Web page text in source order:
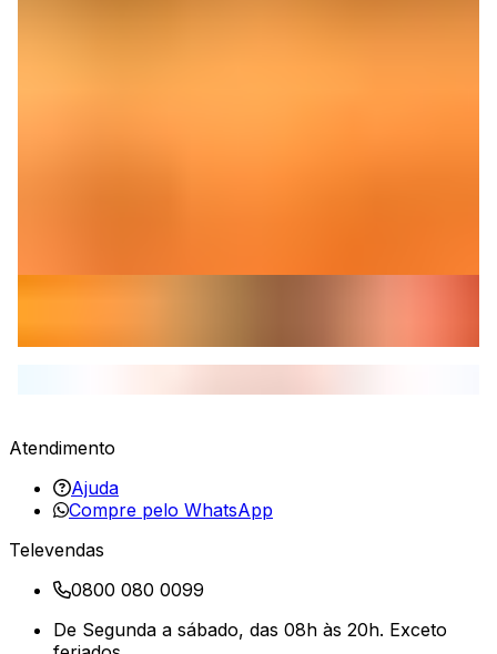
Atendimento
Ajuda
Compre pelo WhatsApp
Televendas
0800 080 0099
De Segunda a sábado, das 08h às 20h. Exceto